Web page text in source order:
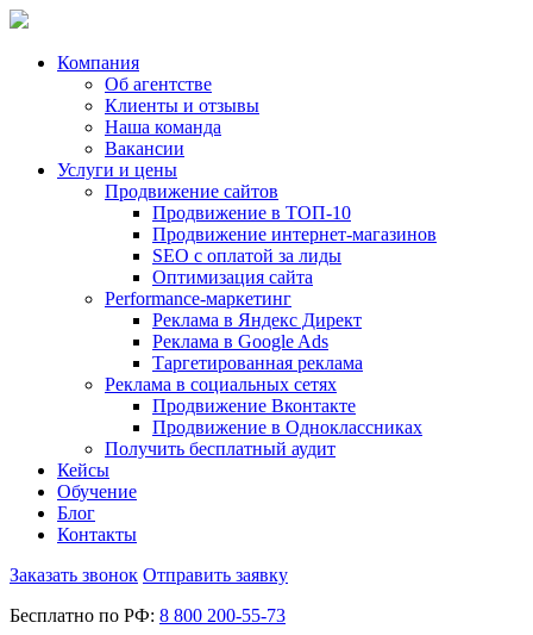
Компания
Об агентстве
Клиенты и отзывы
Наша команда
Вакансии
Услуги и цены
Продвижение сайтов
Продвижение в ТОП-10
Продвижение интернет-магазинов
SEO с оплатой за лиды
Оптимизация сайта
Performance-маркетинг
Реклама в Яндекс Директ
Реклама в Google Ads
Таргетированная реклама
Реклама в социальных сетях
Продвижение Вконтакте
Продвижение в Одноклассниках
Получить бесплатный аудит
Кейсы
Обучение
Блог
Контакты
Заказать звонок Отправить заявку
Бесплатно по РФ: 8 800 200-55-73